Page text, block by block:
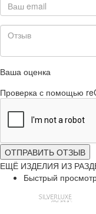
Ваша оценка
Проверка с помощью
ОТПРАВИТЬ ОТЗЫВ
ЕЩЁ ИЗДЕЛИЯ ИЗ
Быстрый